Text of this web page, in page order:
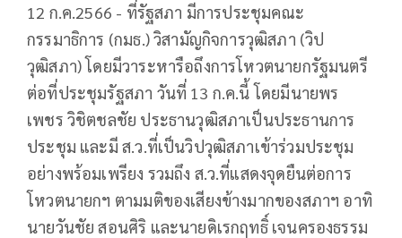
12 ก.ค.2566 - ที่รัฐสภา มีการประชุมคณะ
กรรมาธิการ (กมธ.) วิสามัญกิจการวุฒิสภา (วิป
วุฒิสภา) โดยมีวาระหารือถึงการโหวตนายกรัฐมนตรี
ต่อที่ประชุมรัฐสภา วันที่ 13 ก.ค.นี้ โดยมีนายพร
เพชร วิชิตชลชัย ประธานวุฒิสภาเป็นประธานการ
ประชุม และมี ส.ว.ที่เป็นวิปวุฒิสภาเข้าร่วมประชุม
อย่างพร้อมเพรียง รวมถึง ส.ว.ที่แสดงจุดยืนต่อการ
โหวตนายกฯ ตามมติของเสียงข้างมากของสภาฯ อาทิ
นายวันชัย สอนศิริ และนายดิเรกฤทธิ์ เจนครองธรรม